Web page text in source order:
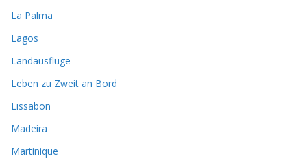
La Palma
Lagos
Landausflüge
Leben zu Zweit an Bord
Lissabon
Madeira
Martinique